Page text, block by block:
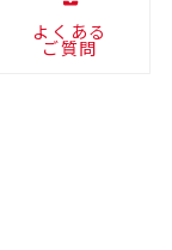
よくある
ご質問